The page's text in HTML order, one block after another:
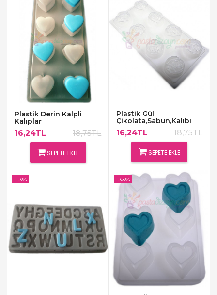
Plastik Derin Kalpli
Kalıplar
16,24TL 18,75TL
SEPETE EKLE
Plastik Gül
Çikolata,Sabun,Kalıbı
16,24TL 18,75TL
SEPETE EKLE
-13% -33%